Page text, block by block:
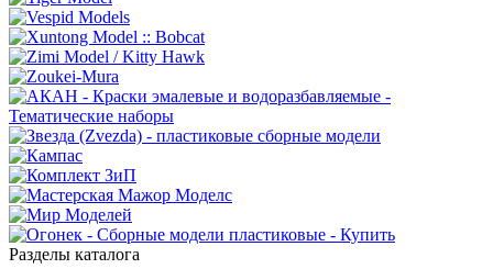
Разделы каталога